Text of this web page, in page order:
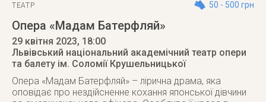
ТЕАТР 50 - 500 грн
Опера «Мадам Батерфляй»
29 квітня 2023, 18:00
Львівський національний академічний театр опери
та балету ім. Соломії Крушельницької
Опера «Мадам Батерфляй» – лірична драма, яка
оповідає про нездійсненне кохання японської дівчини